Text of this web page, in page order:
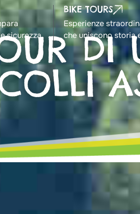
sicurezza.
BIKE TOURS
Esperienze
che uniscono storia